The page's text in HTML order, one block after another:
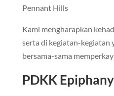
Pennant Hills
Kami mengharapkan
serta di kegiatan-kegiatan
bersama-sama
PDKK Epiphany